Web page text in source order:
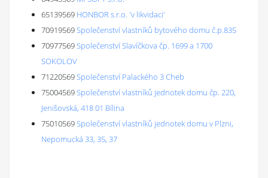
65139569 HONBOR s.r.o. 'v likvidaci'
70919569Společenství vlastníků bytového domu č.p.835
70977569Společenství Slavíčkova čp. 1699 a 1700
SOKOLOV
71220569Společenství Palackého 3 Cheb
75004569Společenství vlastníků jednotek domu čp. 220,
Jenišovská, 418 01 Bílina
75010569Společenství vlastníků jednotek domu v Plzni,
Nepomucká 33, 35, 37